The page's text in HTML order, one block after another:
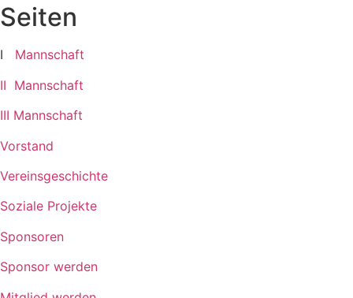
Seiten
I Mannschaft
II Mannschaft
III Mannschaft
Vorstand
Vereinsgeschichte
Soziale Projekte
Sponsoren
Sponsor werden